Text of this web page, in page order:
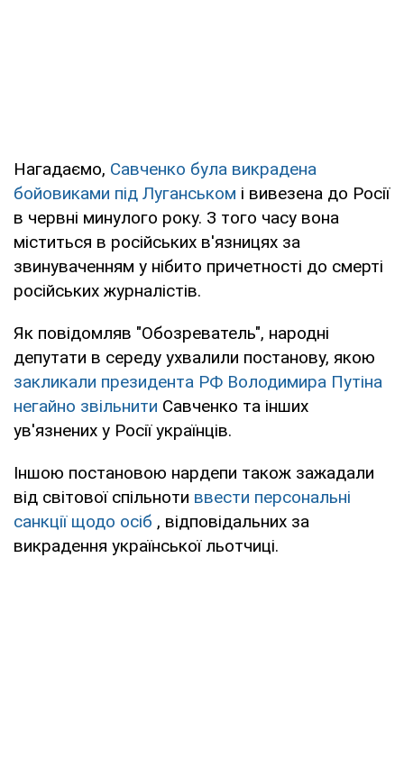
Нагадаємо, Савченко була викрадена
бойовиками під Луганськом і вивезена до Росії
в червні минулого року. З того часу вона
міститься в російських в'язницях за
звинуваченням у нібито причетності до смерті
російських журналістів.
Як повідомляв "Обозреватель", народні
депутати в середу ухвалили постанову, якою
закликали президента РФ Володимира Путіна
негайно звільнити Савченко та інших
ув'язнених у Росії українців.
Іншою постановою нардепи також зажадали
від світової спільноти ввести персональні
санкції щодо осіб , відповідальних за
викрадення української льотчиці.